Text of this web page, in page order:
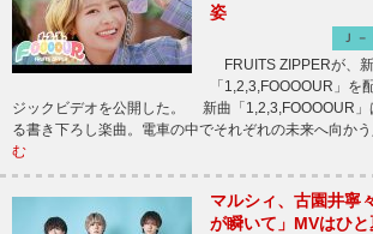
姿
Ｊ
FRUITS ZIPPERが、
「1,2,3,FOOOOUR」を
ジックビデオを公開した。 新曲「1,2,3,FOOOOUR」
る書き下ろし楽曲。電車の中でそれぞれの未来へ向か
む
マルシィ、古園井寧
が瞬いて」MVはひ